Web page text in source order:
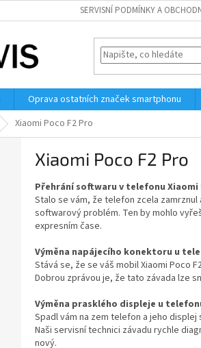
SERVISNÍ PODMÍNKY A
Oprava ostatních značek smartphonu
Xiaomi Poco F2 Pro
Xiaomi Poco F2 Pro
Přehrání softwaru v telefonu Xiaomi
Stalo se vám, že telefon zcela
softwarový problém. Ten by mohlo
expresním čase.
Výměna napájecího konektoru u
Stává se, že se váš mobil Xiaomi Poco
Dobrou zprávou je, že tato závada lze
Výměna prasklého displeje u
Spadl vám na zem telefon a jeho
Naši servisní technici závadu rychle
nový.